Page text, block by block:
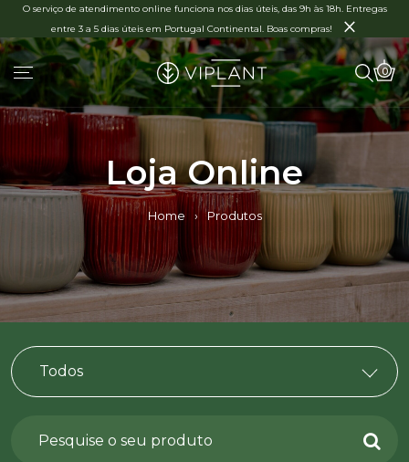
O serviço de atendimento online funciona nos dias úteis, das 9h às 18h. Entregas
entre 3 a 5 dias úteis em Portugal Continental. Boas compras!
×
0
Loja Online
Home › Produtos